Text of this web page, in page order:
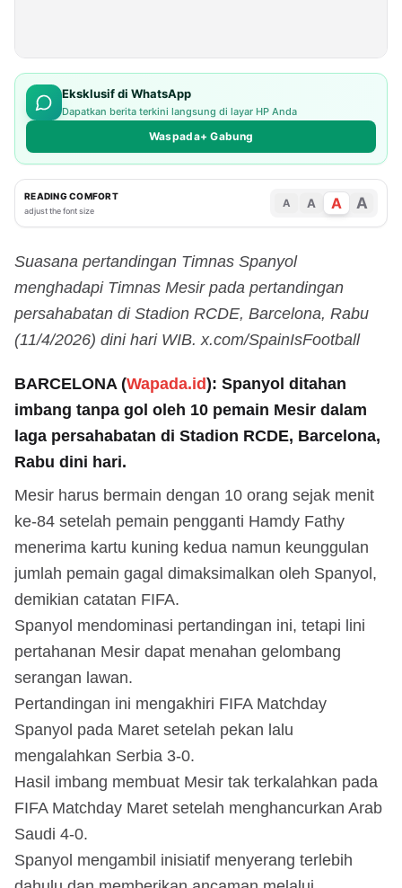
Eksklusif di WhatsApp
Dapatkan berita terkini langsung di layar HP Anda
Waspada+ Gabung
READING COMFORT
adjust the font size
A A A A
Suasana pertandingan Timnas Spanyol
menghadapi Timnas Mesir pada pertandingan
persahabatan di Stadion RCDE, Barcelona, Rabu
(11/4/2026) dini hari WIB. x.com/SpainIsFootball
BARCELONA (Wapada.id): Spanyol ditahan
imbang tanpa gol oleh 10 pemain Mesir dalam
laga persahabatan di Stadion RCDE, Barcelona,
Rabu dini hari.
Mesir harus bermain dengan 10 orang sejak menit
ke-84 setelah pemain pengganti Hamdy Fathy
menerima kartu kuning kedua namun keunggulan
jumlah pemain gagal dimaksimalkan oleh Spanyol,
demikian catatan FIFA.
Spanyol mendominasi pertandingan ini, tetapi lini
pertahanan Mesir dapat menahan gelombang
serangan lawan.
Pertandingan ini mengakhiri FIFA Matchday
Spanyol pada Maret setelah pekan lalu
mengalahkan Serbia 3-0.
Hasil imbang membuat Mesir tak terkalahkan pada
FIFA Matchday Maret setelah menghancurkan Arab
Saudi 4-0.
Spanyol mengambil inisiatif menyerang terlebih